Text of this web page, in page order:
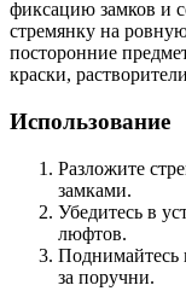
фиксацию замков и
стремянку на
посторонние
краски,
Использование
Разложите
замками.
Убедитесь в
люфтов.
Поднимайтесь
за поручни.